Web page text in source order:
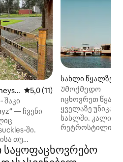
საშუალო შეფასებაა 5‑დან
5,0 (11)
შაკი
— ჩვენი
თუ
მოსწონთ
სახლი წყალზე
nce)
Უმოქმედო
იცხოვრეთ
ყველაზე
სახლში. კალიფორნიული
რეტროსტილის
რომლებსაც
დიზაინზე